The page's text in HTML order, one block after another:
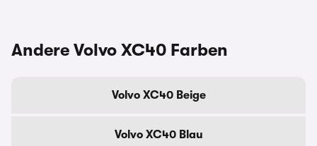
Andere Volvo XC40 Farben
Volvo XC40 Beige
Volvo XC40 Blau